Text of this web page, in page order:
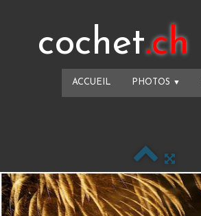
cochet.ch
ACCUEIL PHOTOS ▼